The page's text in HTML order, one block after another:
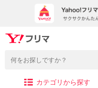
カテゴリから探す